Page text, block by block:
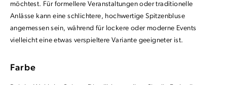
möchtest. Für formellere Veranstaltungen oder traditionelle
Anlässe kann eine schlichtere, hochwertige Spitzenbluse
angemessen sein, während für lockere oder moderne Events
vielleicht eine etwas verspieltere Variante geeigneter ist.
Farbe